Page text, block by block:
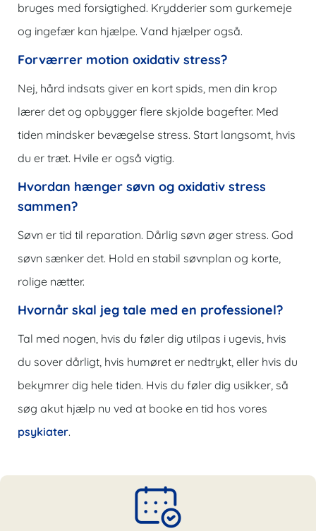
bruges med forsigtighed. Krydderier som gurkemeje
og ingefær kan hjælpe. Vand hjælper også.
Forværrer motion oxidativ stress?
Nej, hård indsats giver en kort spids, men din krop
lærer det og opbygger flere skjolde bagefter. Med
tiden mindsker bevægelse stress. Start langsomt, hvis
du er træt. Hvile er også vigtig.
Hvordan hænger søvn og oxidativ stress
sammen?
Søvn er tid til reparation. Dårlig søvn øger stress. God
søvn sænker det. Hold en stabil søvnplan og korte,
rolige nætter.
Hvornår skal jeg tale med en professionel?
Tal med nogen, hvis du føler dig utilpas i ugevis, hvis
du sover dårligt, hvis humøret er nedtrykt, eller hvis du
bekymrer dig hele tiden. Hvis du føler dig usikker, så
søg akut hjælp nu ved at booke en tid hos vores
psykiater.